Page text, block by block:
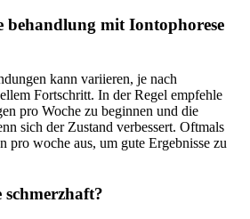
behandlung mit Iontophorese
kann variieren, je nach
Fortschritt. In der Regel empfehle
pro Woche zu⁣ beginnen und die
sich der Zustand ⁣verbessert. Oftmals
pro woche aus, um gute Ergebnisse zu